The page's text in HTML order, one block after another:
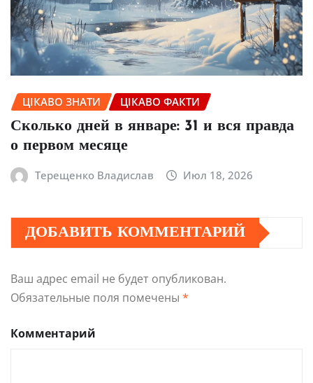
ЦІКАВО ЗНАТИ ЦІКАВО ФАКТИ
Сколько дней в январе: 31 и вся правда
о первом месяце
Терещенко Владислав Июл 18, 2026
ДОБАВИТЬ КОММЕНТАРИЙ
Ваш адрес email не будет опубликован.
Обязательные поля помечены *
Комментарий